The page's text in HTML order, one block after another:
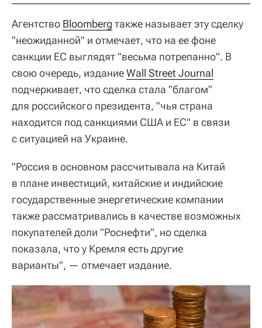
Агентство Bloomberg также называет эту сделку
"неожиданной" и отмечает, что на ее фоне
санкции ЕС выглядят "весьма потрепанно". В
свою очередь, изданиеWall Street Journal
подчеркивает, что сделка стала "благом"
для российского президента, "чья страна
находится под санкциями США и ЕС" в связи
с ситуацией на Украине.
"Россия в основном рассчитывала на Китай
в плане инвестиций, китайские и индийские
государственные энергетические компании
также рассматривались в качестве возможных
покупателей доли "Роснефти", но сделка
показала, что у Кремля есть другие
варианты", — отмечает издание.